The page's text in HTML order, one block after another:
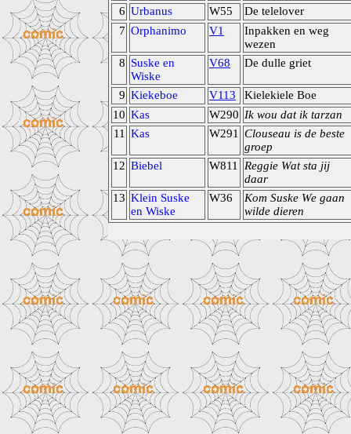
6 Urbanus W55
De telelover
7 Orphanimo V1
Inpakken en weg
wezen
8 Suske en
Wiske
V68 De dulle griet
9 Kiekeboe V113
Kielekiele Boe
10 Kas W290 Ik wou dat ik tarzan
11
Kas W291
Clouseau is de beste
groep
12 Biebel W811
Reggie Wat sta jij
daar
13 Klein Suske
en Wiske
W36
Kom Suske We gaan
wilde dieren